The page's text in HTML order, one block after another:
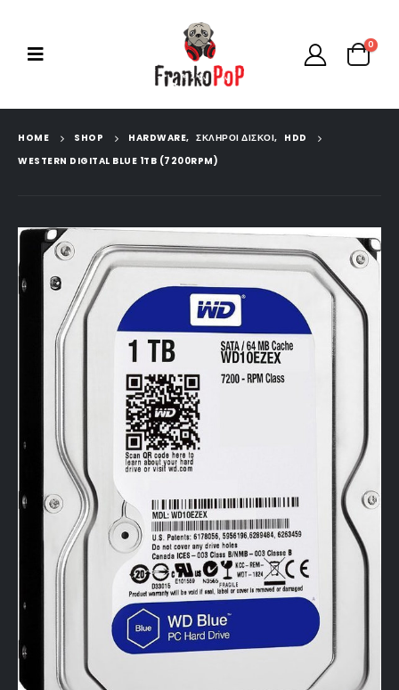
0
HOME SHOP HARDWARE, ΣΚΛΗΡΟΙ ΔΙΣΚΟΙ, HDD
WESTERN DIGITAL BLUE 1TB (7200RPM)